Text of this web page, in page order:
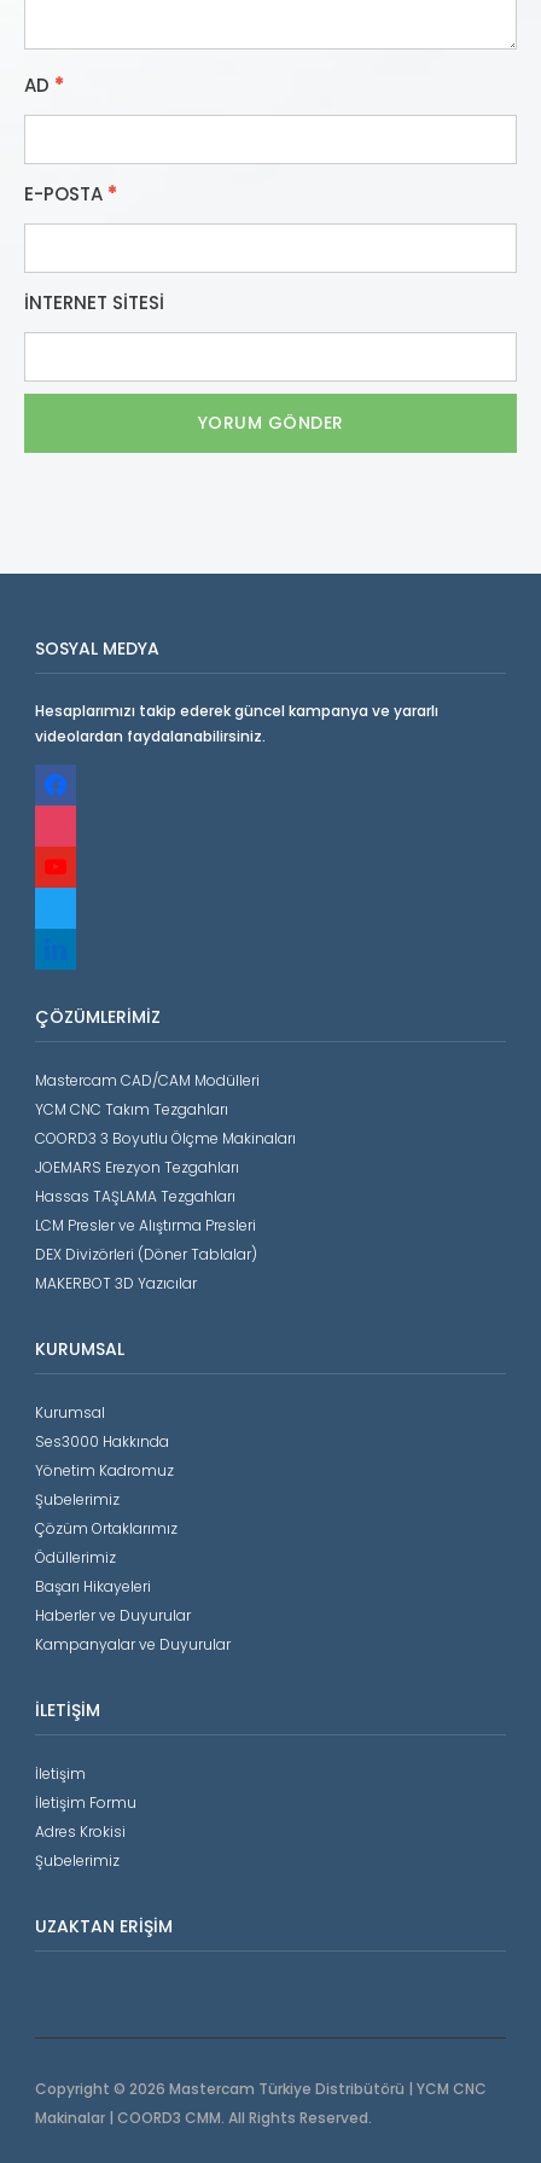
AD *
E-POSTA *
İNTERNET SITESI
SOSYAL MEDYA
Hesaplarımızı takip ederek güncel kampanya ve yararlı
videolardan faydalanabilirsiniz.
facebook
youtube
ÇÖZÜMLERIMIZ
Mastercam CAD/CAM Modülleri
YCM CNC Takım Tezgahları
COORD3 3 Boyutlu Ölçme Makinaları
JOEMARS Erezyon Tezgahları
Hassas TAŞLAMA Tezgahları
LCM Presler ve Alıştırma Presleri
DEX Divizörleri (Döner Tablalar)
MAKERBOT 3D Yazıcılar
KURUMSAL
Kurumsal
Ses3000 Hakkında
Yönetim Kadromuz
Şubelerimiz
Çözüm Ortaklarımız
Ödüllerimiz
Başarı Hikayeleri
Haberler ve Duyurular
Kampanyalar ve Duyurular
İLETIŞIM
İletişim
İletişim Formu
Adres Krokisi
Şubelerimiz
UZAKTAN ERIŞIM
Copyright © 2026 Mastercam Türkiye Distribütörü | YCM CNC
Makinalar | COORD3 CMM. All Rights Reserved.